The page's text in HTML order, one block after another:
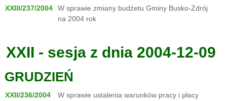
XXIII/237/2004
W sprawie zmiany budżetu Gminy Busko-Zdrój
na 2004 rok
XXII - sesja z dnia 2004-12-09
GRUDZIEŃ
XXII/236/2004
W sprawie ustalenia warunków pracy i płacy